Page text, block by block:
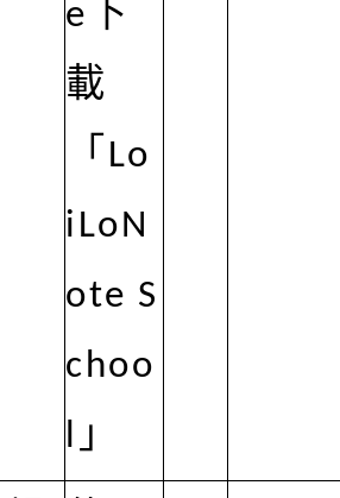
e 下
載
「 Lo
iLoN
ote S
choo
l 」